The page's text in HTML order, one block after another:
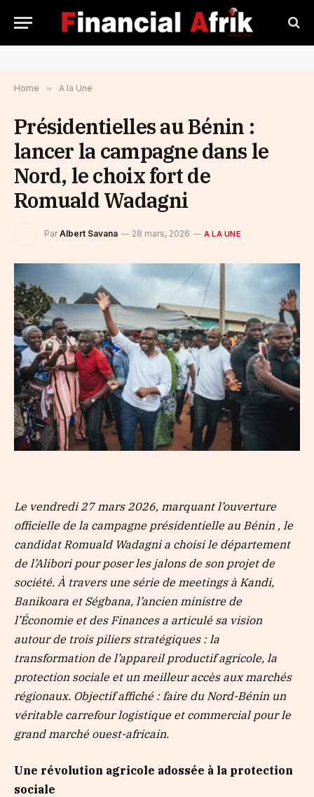
Home » A la Une
Présidentielles au Bénin :
lancer la campagne dans le
Nord, le choix fort de
Romuald Wadagni
Par Albert Savana 28 mars, 2026 A LA UNE
Le vendredi 27 mars 2026, marquant l’ouverture
officielle de la campagne présidentielle au Bénin , le
candidat Romuald Wadagni a choisi le département
de l’Alibori pour poser les jalons de son projet de
société. À travers une série de meetings à Kandi,
Banikoara et Ségbana, l’ancien ministre de
l’Économie et des Finances a articulé sa vision
autour de trois piliers stratégiques : la
transformation de l’appareil productif agricole, la
protection sociale et un meilleur accès aux marchés
régionaux. Objectif affiché : faire du Nord-Bénin un
véritable carrefour logistique et commercial pour le
grand marché ouest-africain.
Une révolution agricole adossée à la protection
sociale